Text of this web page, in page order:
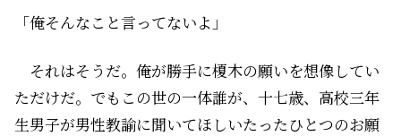
「俺そんなこと言ってないよ」
それはそうだ。俺が勝手に榎木の願いを想像してい
ただけだ。でもこの世の一体誰が、十七歳、高校三年
生男子が男性教諭に聞いてほしいたったひとつのお願